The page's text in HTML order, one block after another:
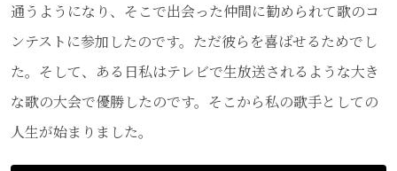
通うようになり、そこで出会った仲間に勧められて歌のコ
ンテストに参加したのです。ただ彼らを喜ばせるためでし
た。そして、ある日私はテレビで生放送されるような大き
な歌の大会で優勝したのです。そこから私の歌手としての
人生が始まりました。